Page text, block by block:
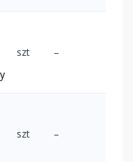
szt –
szt –